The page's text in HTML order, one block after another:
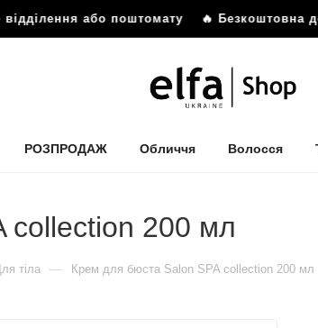
або поштомату🔥 Безкоштовна
РОЗПРОДАЖ Обличчя Волосся
collection 200 мл
тіла — Крем для бюста Salon SPA collection 200 мл